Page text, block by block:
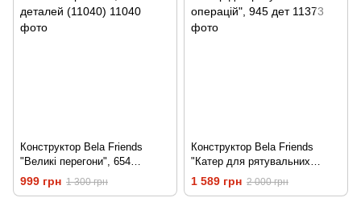
Конструктор Bela Friends
"Великі перегони", 654
деталей (11040)
999 грн 1 300 грн
Конструктор Bela Friends
"Катер для рятувальних
операцій", 945 дет
1 589 грн 2 000 грн